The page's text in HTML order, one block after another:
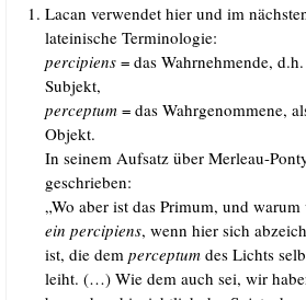
Lacan ver­wen­det hier und im
latei­ni­sche Terminologie:
per­ci­pi­ens = das Wahr­neh­men­de,
Subjekt,
per­cep­tum = das Wahr­ge­nom­me­ne,
Objekt.
In sei­nem Auf­satz über Mer­leau-
geschrieben:
„Wo aber ist das Pri­mum, und
ein per­ci­pi­ens, wenn hier sich
ist, die demper­cep­tum des Lichts
leiht. (…) Wie dem auch sei, wir